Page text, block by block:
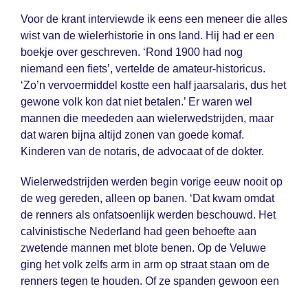
Voor de krant interviewde ik eens een meneer die alles
wist van de wielerhistorie in ons land. Hij had er een
boekje over geschreven. ‘Rond 1900 had nog
niemand een fiets’, vertelde de amateur-historicus.
‘Zo’n vervoermiddel kostte een half jaarsalaris, dus het
gewone volk kon dat niet betalen.’ Er waren wel
mannen die meededen aan wielerwedstrijden, maar
dat waren bijna altijd zonen van goede komaf.
Kinderen van de notaris, de advocaat of de dokter.
Wielerwedstrijden werden begin vorige eeuw nooit op
de weg gereden, alleen op banen. ‘Dat kwam omdat
de renners als onfatsoenlijk werden beschouwd. Het
calvinistische Nederland had geen behoefte aan
zwetende mannen met blote benen. Op de Veluwe
ging het volk zelfs arm in arm op straat staan om de
renners tegen te houden. Of ze spanden gewoon een